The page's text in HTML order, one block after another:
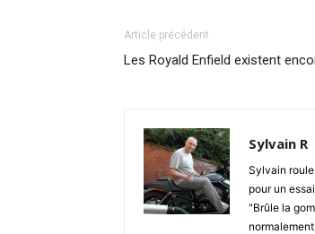
Article précédent
Les Royald Enfield existent
Sylvain R
Sylvain
pour un
"Brûle la
normalement